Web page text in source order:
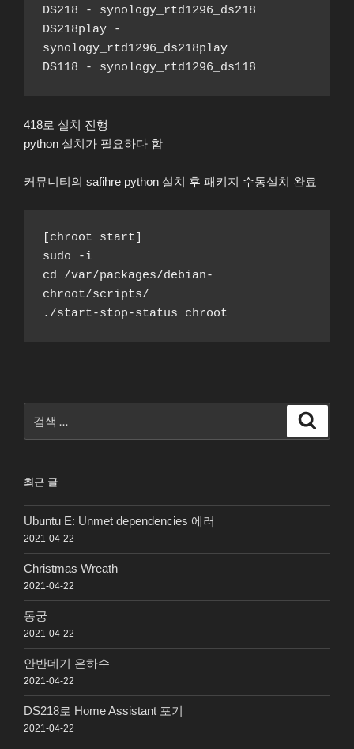
DS218 - synology_rtd1296_ds218
DS218play -
synology_rtd1296_ds218play
DS118 - synology_rtd1296_ds118
418로 설치 진행
python 설치가 필요하다 함
커뮤니티의 safihre python 설치 후 패키지 수동설치 완료
[chroot start]
sudo -i
cd /var/packages/debian-
chroot/scripts/
./start-stop-status chroot
색:
최근 글
Ubuntu E: Unmet dependencies 에러
2021-04-22
Christmas Wreath
2021-04-22
동궁
2021-04-22
안반데기 은하수
2021-04-22
DS218로 Home Assistant 포기
2021-04-22